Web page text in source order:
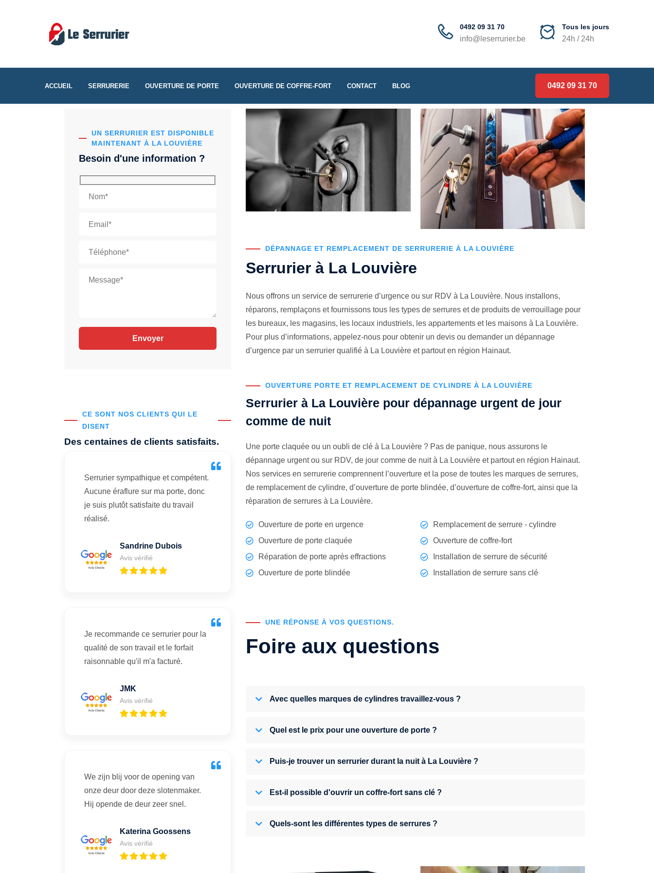
0492 09 31 70
info@leserrurier.be
Tous les jours
24h / 24h
ACCUEIL SERRURERIE OUVERTURE DE PORTE OUVERTURE DE COFFRE-FORT CONTACT BLOG 0492 09 31 70
UN SERRURIER EST DISPONIBLE
MAINTENANT À LA LOUVIÈRE
Besoin d'une information ?
CE SONT NOS CLIENTS QUI LE
DISENT
Des centaines de clients satisfaits.
Serrurier sympathique et compétent.
Aucune éraflure sur ma porte, donc
je suis plutôt satisfaite du travail
réalisé.
Sandrine Dubois
Avis vérifié
Je recommande ce serrurier pour la
qualité de son travail et le forfait
raisonnable qu'il m'a facturé.
JMK
Avis vérifié
We zijn blij voor de opening van
onze deur door deze slotenmaker.
Hij opende de deur zeer snel.
Katerina Goossens
Avis vérifié
DÉPANNAGE ET REMPLACEMENT DE SERRURERIE À LA LOUVIÈRE
Serrurier à La Louvière
Nous offrons un service de serrurerie d’urgence ou sur RDV à La Louvière. Nous installons,
réparons, remplaçons et fournissons tous les types de serrures et de produits de verrouillage pour
les bureaux, les magasins, les locaux industriels, les appartements et les maisons à La Louvière.
Pour plus d’informations, appelez-nous pour obtenir un devis ou demander un dépannage
d’urgence par un serrurier qualifié à La Louvière et partout en région Hainaut.
OUVERTURE PORTE ET REMPLACEMENT DE CYLINDRE À LA LOUVIÈRE
Serrurier à La Louvière pour dépannage urgent de jour
comme de nuit
Une porte claquée ou un oubli de clé à La Louvière ? Pas de panique, nous assurons le
dépannage urgent ou sur RDV, de jour comme de nuit à La Louvière et partout en région Hainaut.
Nos services en serrurerie comprennent l’ouverture et la pose de toutes les marques de serrures,
de remplacement de cylindre, d’ouverture de porte blindée, d’ouverture de coffre-fort, ainsi que la
réparation de serrures à La Louvière.
Ouverture de porte en urgence
Ouverture de porte claquée
Réparation de porte après effractions
Ouverture de porte blindée
Remplacement de serrure - cylindre
Ouverture de coffre-fort
Installation de serrure de sécurité
Installation de serrure sans clé
UNE RÉPONSE À VOS QUESTIONS.
Foire aux questions
Avec quelles marques de cylindres travaillez-vous ?
Quel est le prix pour une ouverture de porte ?
Puis-je trouver un serrurier durant la nuit à La Louvière ?
Est-il possible d'ouvrir un coffre-fort sans clé ?
Quels-sont les différentes types de serrures ?